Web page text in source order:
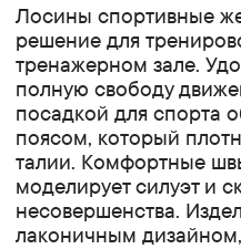
Лосины спортивные
решение для
тренажерном зале.
полную свободу
посадкой для спорта
поясом, который
талии. Комфортные
моделирует силуэт и
несовершенства.
лаконичным